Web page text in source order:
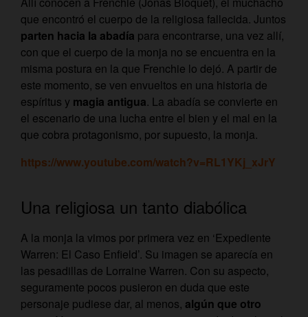
que encontró el cuerpo de la religiosa fallecida. Juntos
parten hacia la abadía para encontrarse, una vez allí,
con que el cuerpo de la monja no se encuentra en la
misma postura en la que Frenchie lo dejó. A partir de
este momento, se ven envueltos en una historia de
espíritus y magia antigua. La abadía se convierte en
el escenario de una lucha entre el bien y el mal en la
que cobra protagonismo, por supuesto, la monja.
https://www.youtube.com/watch?v=RL1YKj_xJrY
Una religiosa un tanto diabólica
A la monja la vimos por primera vez en ‘Expediente
Warren: El Caso Enfield’. Su imagen se aparecía en
las pesadillas de Lorraine Warren. Con su aspecto,
seguramente pocos pusieron en duda que este
personaje pudiese dar, al menos, algún que otro